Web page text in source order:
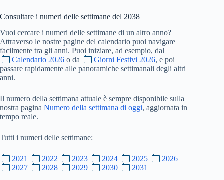
Consultare i numeri delle settimane del 2038
Vuoi cercare i numeri delle settimane di un altro anno?
Attraverso le nostre pagine del calendario puoi navigare
facilmente tra gli anni. Puoi iniziare, ad esempio, dal
Calendario 2026 o da Giorni Festivi 2026, e poi
passare rapidamente alle panoramiche settimanali degli altri
anni.
Il numero della settimana attuale è sempre disponibile sulla
nostra pagina Numero della settimana di oggi, aggiornata in
tempo reale.
Tutti i numeri delle settimane:
2021 2022 2023 2024 2025
2026
2027
2028 2029 2030 2031